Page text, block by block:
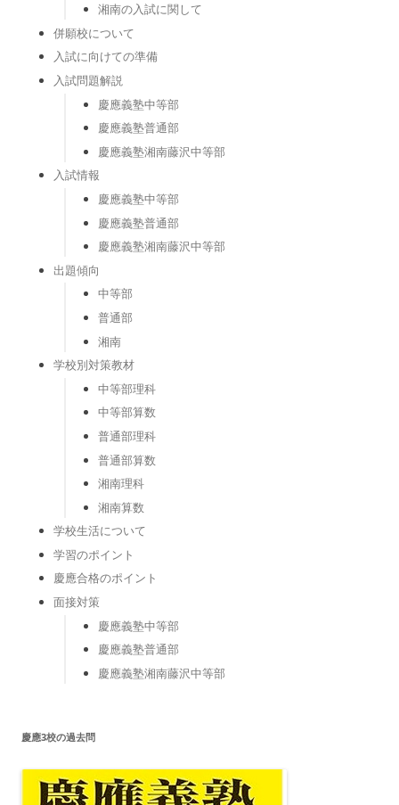
湘南の入試に関して
併願校について
入試に向けての準備
入試問題解説
慶應義塾中等部
慶應義塾普通部
慶應義塾湘南藤沢中等部
入試情報
慶應義塾中等部
慶應義塾普通部
慶應義塾湘南藤沢中等部
出題傾向
中等部
普通部
湘南
学校別対策教材
中等部理科
中等部算数
普通部理科
普通部算数
湘南理科
湘南算数
学校生活について
学習のポイント
慶應合格のポイント
面接対策
慶應義塾中等部
慶應義塾普通部
慶應義塾湘南藤沢中等部
慶應3校の過去問